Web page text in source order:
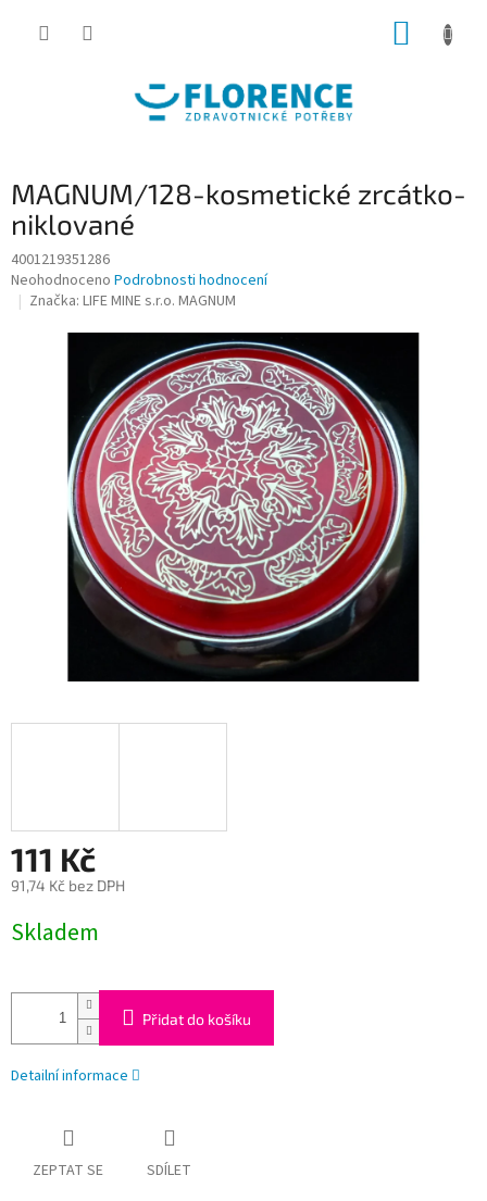
MAGNUM/128-kosmetické zrcátko-
niklované
4001219351286
Průměrné
hodnocení
Neohodnoceno Podrobnosti hodnocení
Značka: LIFE MINE s.r.o. MAGNUM
111 Kč
91,74 Kč bez DPH
cena:
Skladem
Přidat do košíku
Detailní informace
ZEPTAT SE SDÍLET